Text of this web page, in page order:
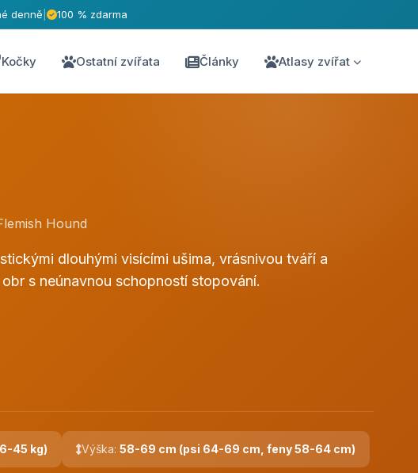
denně 100 % zdarma
Kočky Ostatní zvířata Články Atlasy zvířat
Hound
dlouhými visícími ušima, vrásnivou tváří a
s neúnavnou schopností stopování.
45 kg) Výška: 58-69 cm (psi 64-69 cm, feny 58-64 cm)